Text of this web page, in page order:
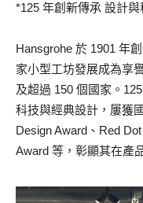
*125 年創新傳承 設計
Hansgrohe 於 1901 年
家小型工坊發展成為享
及超過 150 個國家。
科技與經典設計，屢獲
Design Award、Red
Award 等，彰顯其在產